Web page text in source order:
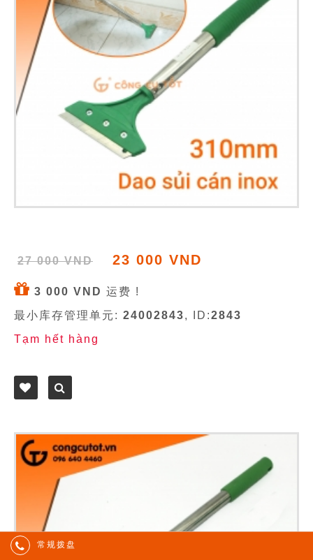
27 000 VND 23 000 VND
3 000 VND 运费 !
最小库存管理单元: 24002843, ID:2843
Tạm hết hàng
常规拨盘